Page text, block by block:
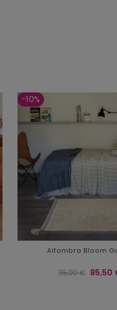
-10%
Alfombra Bloom
Precio
95,00 € Precio
85,50